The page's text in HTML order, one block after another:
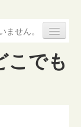
せん。
こでも